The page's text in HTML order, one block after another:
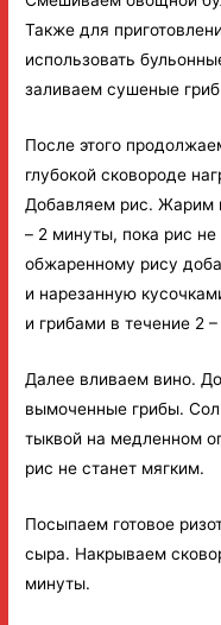
Также для
использовать
заливаем сушеные
После этого
глубокой сковороде
Добавляем рис. Жарим
– 2 минуты, пока рис
обжаренному рису
и нарезанную
и грибами в течение 2
Далее вливаем вино.
вымоченные грибы.
тыквой на медленном
рис не станет мягким.
Посыпаем готовое
сыра. Накрываем
минуты.